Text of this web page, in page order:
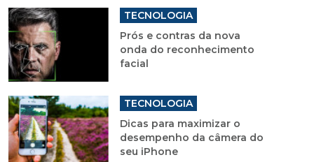
TECNOLOGIA
Prós e contras da nova
onda do reconhecimento
facial
TECNOLOGIA
Dicas para maximizar o
desempenho da câmera do
seu iPhone